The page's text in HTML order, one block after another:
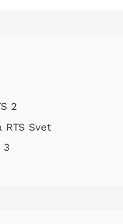
2
RTS Svet
3